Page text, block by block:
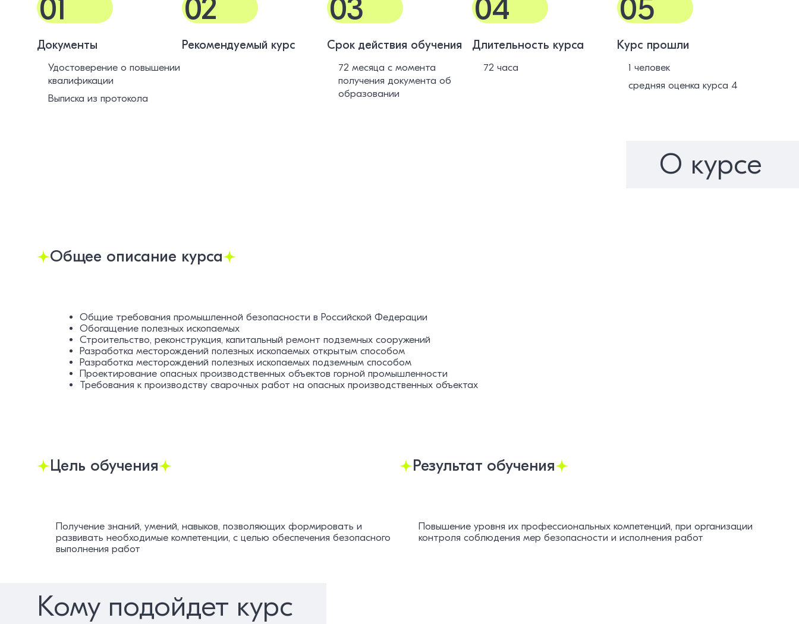
01
Документы
Удостоверение о повышении
квалификации
Выписка из протокола
02
Рекомендуемый курс
03
Срок действия обучения
72 месяца с момента
получения документа об
образовании
04
Длительность курса
72 часа
05
Курс прошли
1 человек
средняя оценка курса 4
О курсе
Общее описание курса
Общие требования промышленной безопасности в Российской Федерации
Обогащение полезных ископаемых
Строительство, реконструкция, капитальный ремонт подземных сооружений
Разработка месторождений полезных ископаемых открытым способом
Разработка месторождений полезных ископаемых подземным способом
Проектирование опасных производственных объектов горной промышленности
Требования к производству сварочных работ на опасных производственных объектах
Цель обучения
Получение знаний, умений, навыков, позволяющих формировать и
развивать необходимые компетенции, с целью обеспечения безопасного
выполнения работ
Результат обучения
Повышение уровня их профессиональных компетенций, при организации
контроля соблюдения мер безопасности и исполнения работ
Кому подойдет курс